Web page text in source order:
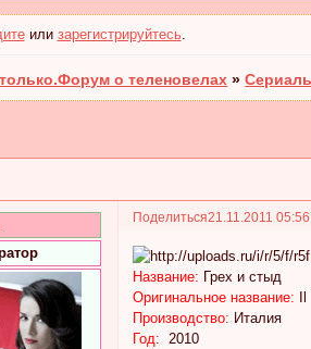
или зарегистрируйтесь.
о теленовелах »
Поделиться21.11.2011
Название: Грех и стыд
Оригинальное название:
Производство: Италия
Год: 2010